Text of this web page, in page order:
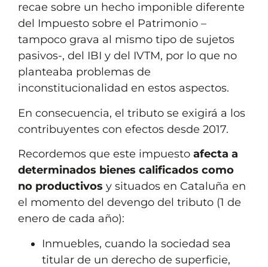
recae sobre un hecho imponible diferente
del Impuesto sobre el Patrimonio –
tampoco grava al mismo tipo de sujetos
pasivos-, del IBI y del IVTM, por lo que no
planteaba problemas de
inconstitucionalidad en estos aspectos.
En consecuencia, el tributo se exigirá a los
contribuyentes con efectos desde 2017.
Recordemos que este impuesto afecta a
determinados bienes calificados como
no productivos y situados en Cataluña en
el momento del devengo del tributo (1 de
enero de cada año):
Inmuebles, cuando la sociedad sea
titular de un derecho de superficie,